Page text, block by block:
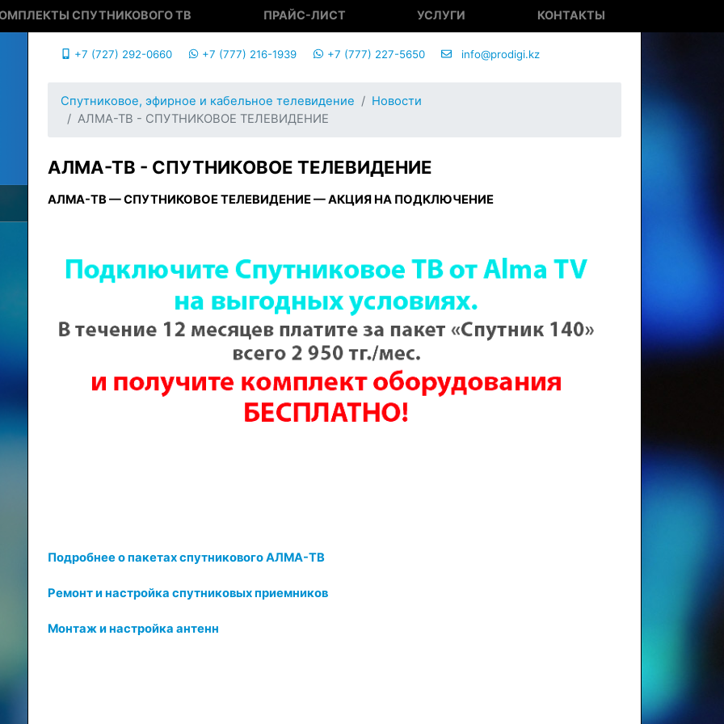
СПУТНИКОВОГО ТВ ПРАЙС-ЛИСТ УСЛУГИ КОНТАКТЫ
+7 (727) 292-0660 +7 (777) 216-1939 +7 (777) 227-5650 info@prodigi.kz
Спутниковое, эфирное и кабельное телевидение
Новости
АЛМА-ТВ - СПУТНИКОВОЕ ТЕЛЕВИДЕНИЕ
АЛМА-ТВ - СПУТНИКОВОЕ ТЕЛЕВИДЕНИЕ
АЛМА-ТВ — СПУТНИКОВОЕ ТЕЛЕВИДЕНИЕ — АКЦИЯ НА ПОДКЛЮЧЕНИЕ
Подробнее о пакетах спутникового АЛМА-ТВ
Ремонт и настройка спутниковых приемников
Монтаж и настройка антенн